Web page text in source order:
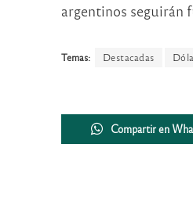
argentinos seguirán
Temas: Destacadas
Compartir en